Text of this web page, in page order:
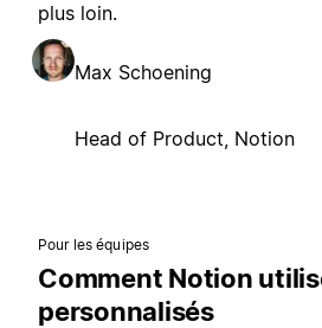
plus loin.
Max Schoening
Head of Product, Notion
Pour les équipes
Comment Notion
personnalisés